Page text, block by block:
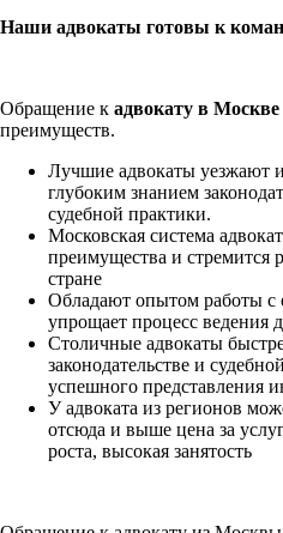
Наши адвокаты готовы к
Обращение к адвокату в Москве
преимуществ.
Лучшие адвокаты уезжают
глубоким знанием
судебной практики.
Московская система
преимущества и стремится
стране
Обладают опытом работы с
упрощает процесс ведения
Столичные адвокаты
законодательстве и
успешного представления
У адвоката из регионов
отсюда и выше цена за
роста, высокая занятость